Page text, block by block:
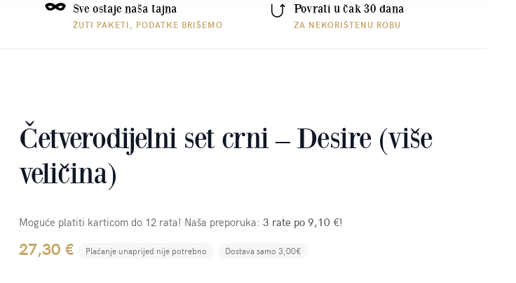
Sve ostaje naša tajna
ŽUTI PAKETI, PODATKE BRIŠEMO
Povrati u čak 30 dana
ZA NEKORIŠTENU ROBU
Četverodijelni set crni – Desire (više
veličina)
Moguće platiti karticom do 12 rata! Naša preporuka: 3 rate po 9,10 €!
27,30 € Plaćanje unaprijed nije potrebno Dostava samo 3,00€